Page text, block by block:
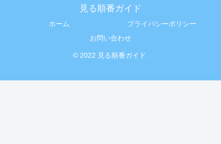
見る順番ガイド
ホーム
プライバシーポリシー
お問い合わせ
© 2022 見る順番ガイド.